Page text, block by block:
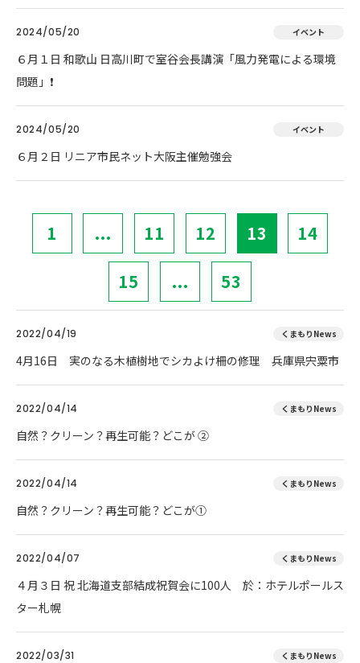
2024/05/20 イベント
６月１日 和歌山 日高川町で室谷会長講演「風力発電による環境
問題」❗
2024/05/20 イベント
６月２日 リニア市民ネット大阪主催勉強会
1 ... 11 12 13 14
15 ... 53
2022/04/19 くまもりNews
4月16日 実のなる木植樹地でシカよけ柵の修理 兵庫県宍粟市
2022/04/14 くまもりNews
自然？クリーン？再生可能？どこが ②
2022/04/14 くまもりNews
自然？クリーン？再生可能？どこが①
2022/04/07 くまもりNews
４月３日 祝 北海道支部結成祝賀会に100人 於：ホテルポールス
ター札幌
2022/03/31 くまもりNews